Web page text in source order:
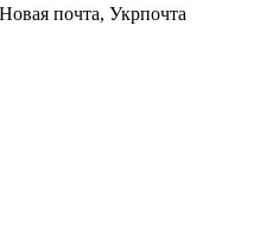
почта, Укрпочта